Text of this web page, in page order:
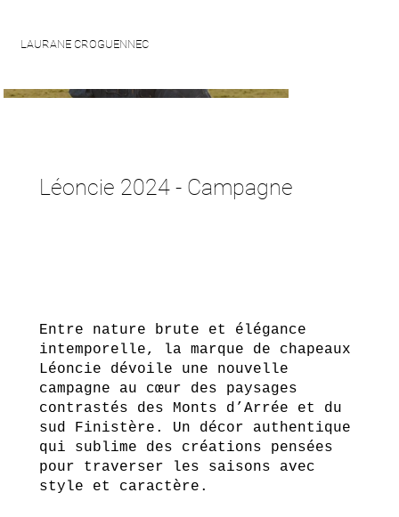
LAURANE CROGUENNEC
Léoncie 2024 - Campagne
Entre nature brute et élégance
intemporelle, la marque de chapeaux
Léoncie dévoile une nouvelle
campagne au cœur des paysages
contrastés des Monts d’Arrée et du
sud Finistère. Un décor authentique
qui sublime des créations pensées
pour traverser les saisons avec
style et caractère.